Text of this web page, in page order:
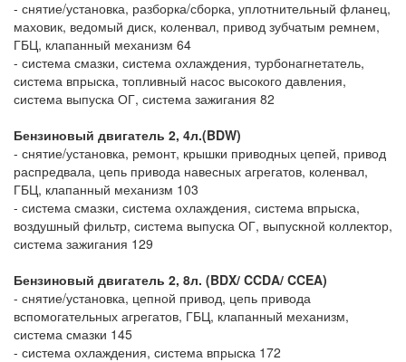
- снятие/установка, разборка/сборка, уплотнительный фланец,
маховик, ведомый диск, коленвал, привод зубчатым ремнем,
ГБЦ, клапанный механизм 64
- система смазки, система охлаждения, турбонагнетатель,
система впрыска, топливный насос высокого давления,
система выпуска ОГ, система зажигания 82
Бензиновый двигатель 2, 4л.(BDW)
- снятие/установка, ремонт, крышки приводных цепей, привод
распредвала, цепь привода навесных агрегатов, коленвал,
ГБЦ, клапанный механизм 103
- система смазки, система охлаждения, система впрыска,
воздушный фильтр, система выпуска ОГ, выпускной коллектор,
система зажигания 129
Бензиновый двигатель 2, 8л. (BDX/ CCDA/ CCEA)
- снятие/установка, цепной привод, цепь привода
вспомогательных агрегатов, ГБЦ, клапанный механизм,
система смазки 145
- система охлаждения, система впрыска 172